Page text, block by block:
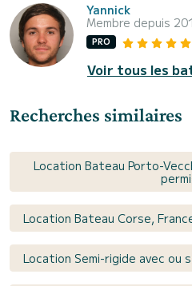
Yannick
Membre depuis
PRO
Voir tous les
Recherches similaires
Location Bateau Porto-
Location Bateau Corse,
Location Semi-rigide avec ou